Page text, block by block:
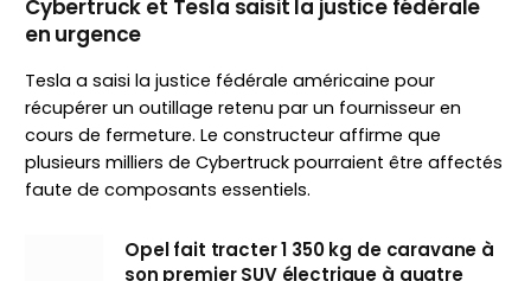
Cybertruck et Tesla saisit la justice fédérale
en urgence
Tesla a saisi la justice fédérale américaine pour
récupérer un outillage retenu par un fournisseur en
cours de fermeture. Le constructeur affirme que
plusieurs milliers de Cybertruck pourraient être affectés
faute de composants essentiels.
Opel fait tracter 1 350 kg de caravane à
son premier SUV électrique à quatre